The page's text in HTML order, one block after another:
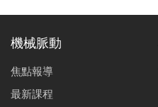
機械脈動
焦點報導
最新課程